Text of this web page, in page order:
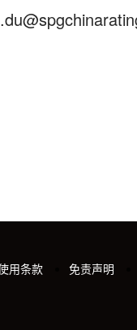
用条款 免责声明